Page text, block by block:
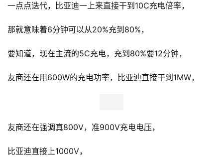
一点点迭代，比亚迪一上来直接干到10C充电倍率，
那就意味着6分钟可以从20%充到80%，
要知道，现在主流的5C充电，充到80%要12分钟，
友商还在用600W的充电功率，比亚迪直接干到1MW，
友商还在强调真800V，准900V充电电压，
比亚迪直接上1000V，